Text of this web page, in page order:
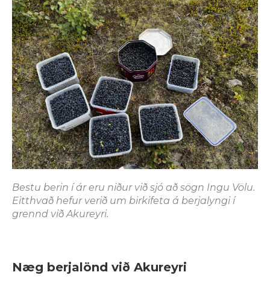
Bestu berin í ár eru niður við sjó að sögn Ingu Völu.
Eitthvað hefur verið um birkifeta á berjalyngi í
grennd við Akureyri.
Næg berjalönd við Akureyri